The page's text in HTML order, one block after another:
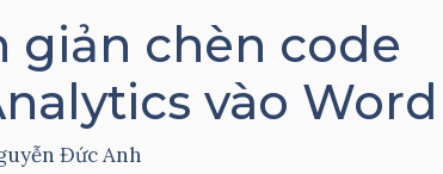
giản chèn code
vào
Đức Anh